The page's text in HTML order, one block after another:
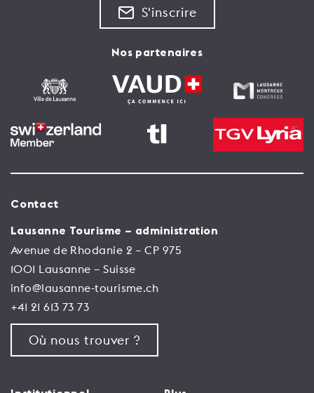
S'inscrire
Nos partenaires
Contact
Lausanne Tourisme – administration
Avenue de Rhodanie 2 – CP 975
1001 Lausanne – Suisse
info@lausanne-tourisme.ch
+41 21 613 73 73
Où nous trouver ?